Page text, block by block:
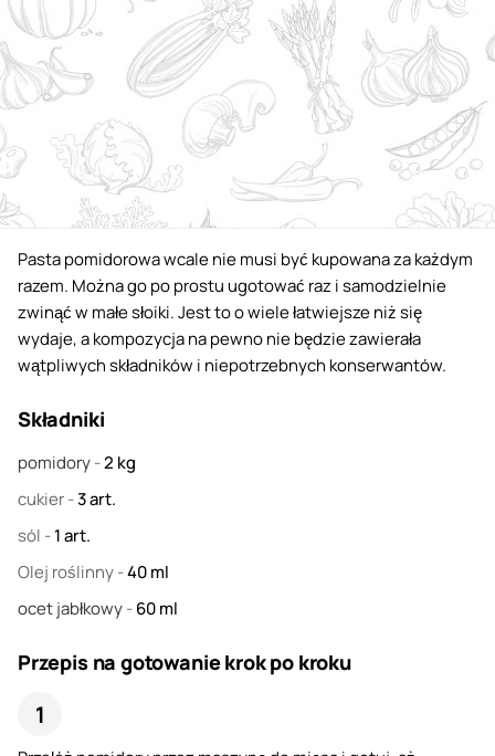
Pasta pomidorowa wcale nie musi być kupowana za każdym
razem. Można go po prostu ugotować raz i samodzielnie
zwinąć w małe słoiki. Jest to o wiele łatwiejsze niż się
wydaje, a kompozycja na pewno nie będzie zawierała
wątpliwych składników i niepotrzebnych konserwantów.
Składniki
pomidory-2 kg
cukier-3art.
sól -1art.
Olej roślinny-40ml
ocet jabłkowy-60ml
Przepis na gotowanie krok po kroku